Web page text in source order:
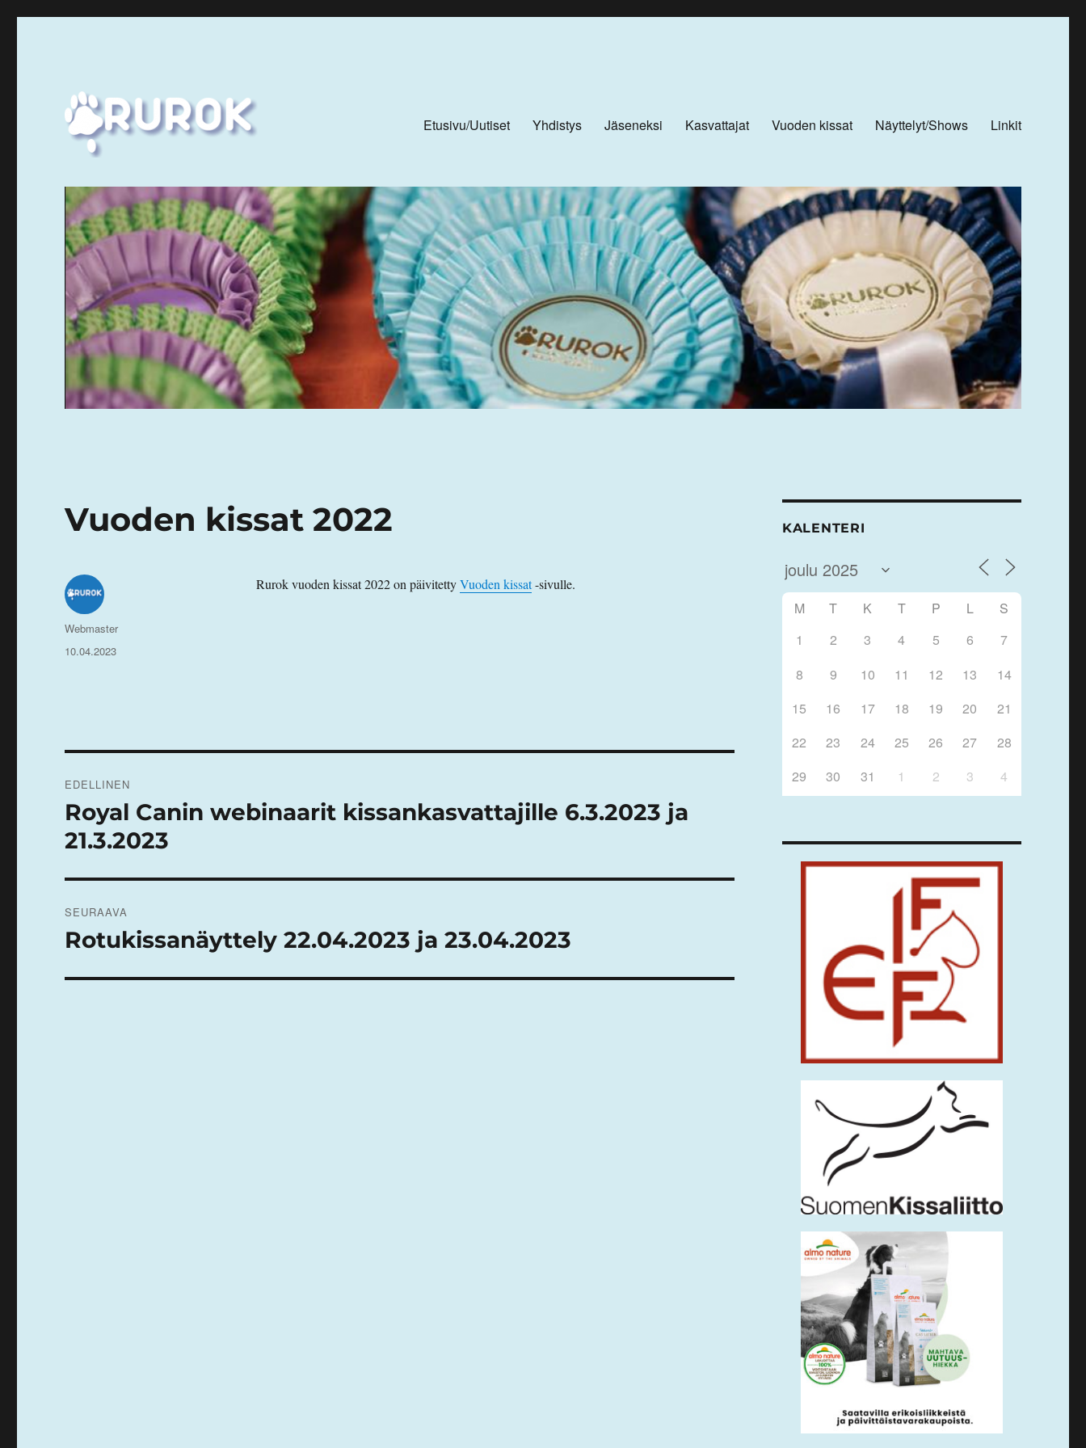
Rurok
Etusivu/Uutiset Yhdistys Jäseneksi Kasvattajat Vuoden kissat Näyttelyt/Shows Linkit
Vuoden kissat 2022
Rurok vuoden kissat 2022 on päivitettyVuoden kissat-sivulle.
Kirjoittaja
Webmaster
Julkaistu
10.04.2023
selaus
EDELLINEN
Edellinen
artikkeli:
Royal Canin webinaarit kissankasvattajille 6.3.2023 ja
21.3.2023
SEURAAVA
Seuraava
Rotukissanäyttely 22.04.2023 ja 23.04.2023
KALENTERI
M T K T P L
S
1
2 3 4 5 6
7
8
9 10 11 12 13
14
15
16 17 18 19 20
21
22
23 24 25 26 27
28
29
30 31 1 2 3 4